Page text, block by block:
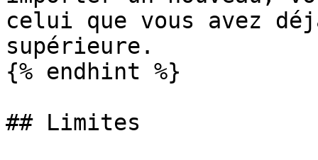
celui que vous avez
supérieure.
{% endhint %}
## Limites